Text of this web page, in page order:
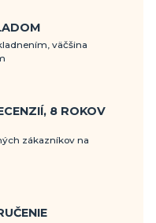
väčšina
8 ROKOV
zákazníkov na